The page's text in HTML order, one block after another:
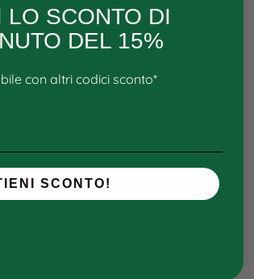
fisico
LO SCONTO DI
DEL 15%
con altri codici sconto*
SCONTO!